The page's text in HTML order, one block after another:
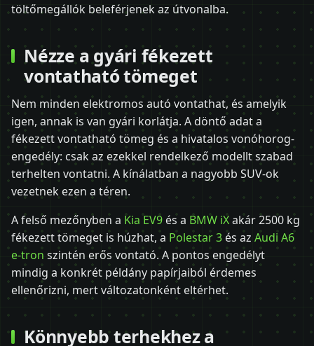
töltőmegállók beleférjenek az útvonalba.
Nézze a gyári fékezett
vontatható tömeget
Nem minden elektromos autó vontathat, és amelyik
igen, annak is van gyári korlátja. A döntő adat a
fékezett vontatható tömeg és a hivatalos vonóhorog-
engedély: csak az ezekkel rendelkező modellt szabad
terhelten vontatni. A kínálatban a nagyobb SUV-ok
vezetnek ezen a téren.
A felső mezőnyben a Kia EV9 és a BMW iXakár 2500 kg
fékezett tömeget is húzhat, a Polestar 3 és az Audi A6
e-tron szintén erős vontató. A pontos engedélyt
mindig a konkrét példány papírjaiból érdemes
ellenőrizni, mert változatonként eltérhet.
Könnyebb terhekhez a